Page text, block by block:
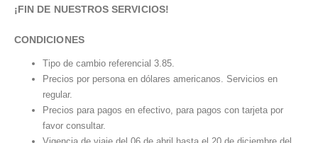
¡FIN DE NUESTROS SERVICIOS!
CONDICIONES
Tipo de cambio referencial 3.85.
Precios por persona en dólares americanos. Servicios en
regular.
Precios para pagos en efectivo, para pagos con tarjeta por
favor consultar.